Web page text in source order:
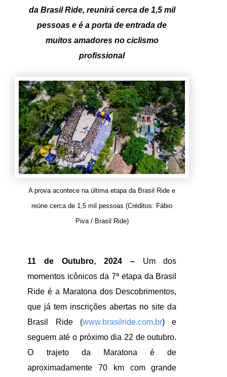
da Brasil Ride, reunirá cerca de 1,5 mil
pessoas e é a porta de entrada de
muitos amadores no ciclismo
profissional
A prova acontece na última etapa da Brasil Ride e
reúne cerca de 1,5 mil pessoas (Créditos: Fábio
Piva / Brasil Ride)
11 de Outubro, 2024 –Um dos
momentos icônicos da 7ª etapa da Brasil
Ride é a Maratona dos Descobrimentos,
que já tem inscrições abertas no site da
Brasil Ride (www.brasilride.com.br) e
seguem até o próximo dia 22 de outubro.
O trajeto da Maratona é de
aproximadamente 70 km com grande